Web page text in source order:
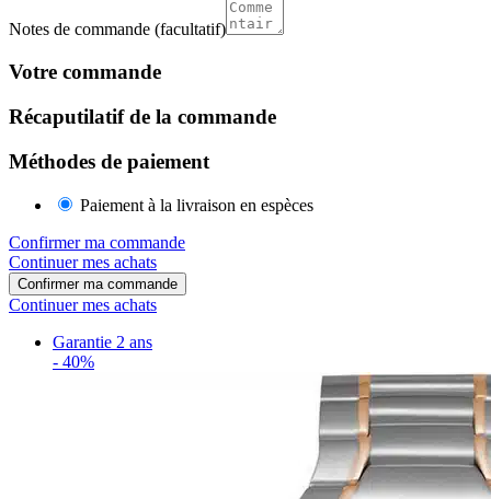
Notes de commande (facultatif)
Votre commande
Récaputilatif de la commande
Méthodes de paiement
Paiement à la livraison en espèces
Confirmer ma commande
Continuer mes achats
Confirmer ma commande
Continuer mes achats
Garantie 2 ans
- 40%